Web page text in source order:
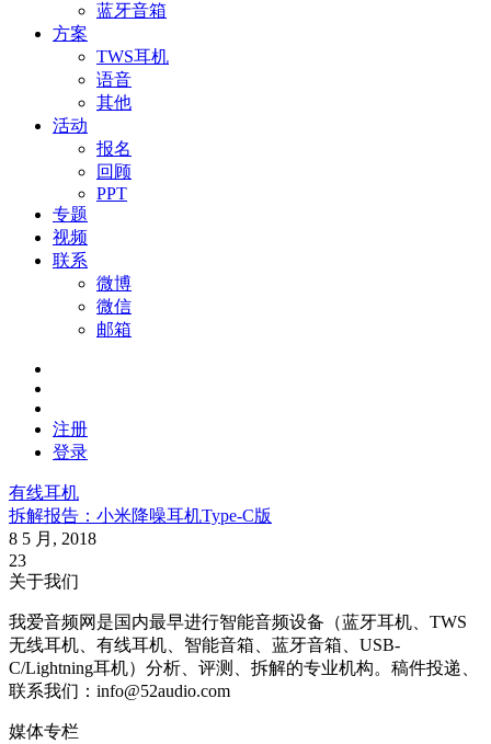
蓝牙音箱
方案
TWS耳机
语音
其他
活动
报名
回顾
PPT
专题
视频
联系
微博
微信
邮箱
注册
登录
有线耳机
拆解报告：小米降噪耳机Type-C版
8 5 月, 2018
23
关于我们
我爱音频网是国内最早进行智能音频设备（蓝牙耳机、TWS
无线耳机、有线耳机、智能音箱、蓝牙音箱、USB-
C/Lightning耳机）分析、评测、拆解的专业机构。稿件投递、
联系我们：info@52audio.com
媒体专栏